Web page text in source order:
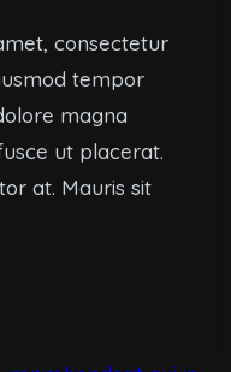
consectetur
tempor
magna
ut placerat.
at. Mauris sit